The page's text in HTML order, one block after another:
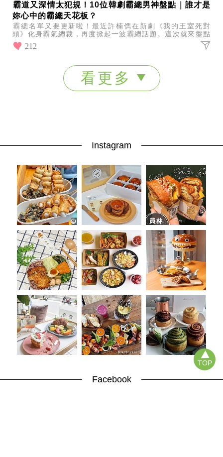
TOP
霸道又深情太犯規！10位韓劇霸總男神盤點｜誰才是
妳心中的霸總天花板？
霸總名單又要更新啦！最近許楠儁在新劇《我的王室死對
頭》化身霸氣總裁，再度掀起一波霸總話題。這次就來盤點
10位韓劇經典霸總男神，看看誰才是你心中的霸總天花板！
212
看更多
Instagram
Facebook